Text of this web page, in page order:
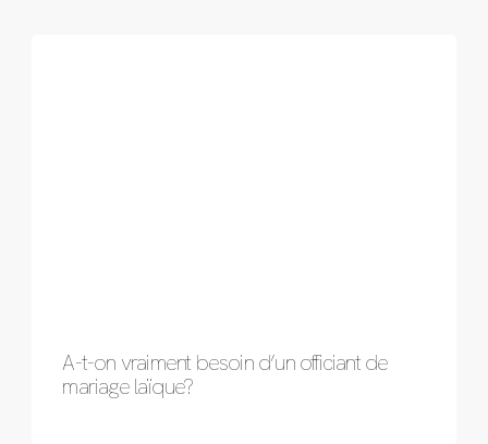
A-t-on vraiment besoin d’un officiant de
mariage laïque?